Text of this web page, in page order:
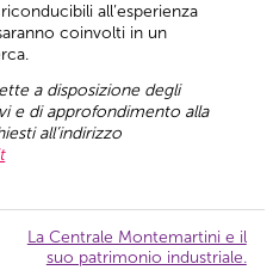
all’esperienza
coinvolti in un
a disposizione degli
e di approfondimento alla
all’indirizzo
La Centrale Montemartini e il
suo patrimonio industriale.